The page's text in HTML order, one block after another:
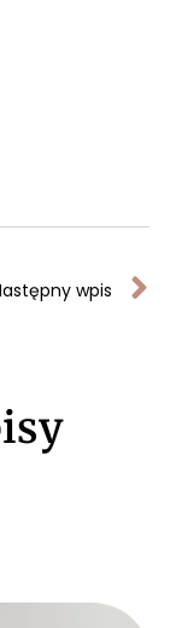
wpis